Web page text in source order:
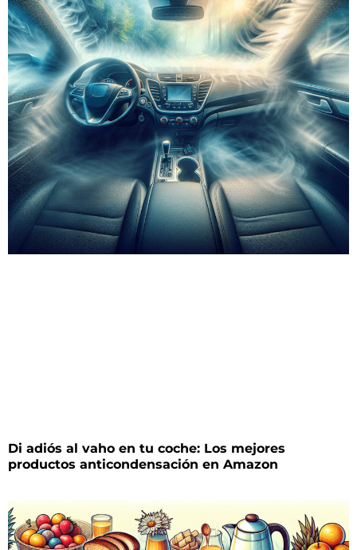
Di adiós al vaho en tu coche: Los mejores
productos anticondensación en Amazon